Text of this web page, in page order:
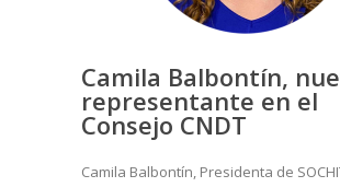
Camila Balbontín,
representante en el
Consejo CNDT
Camila Balbontín, Presidenta de